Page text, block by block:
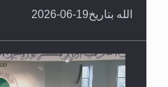
الله بتاريخ19-06-2026